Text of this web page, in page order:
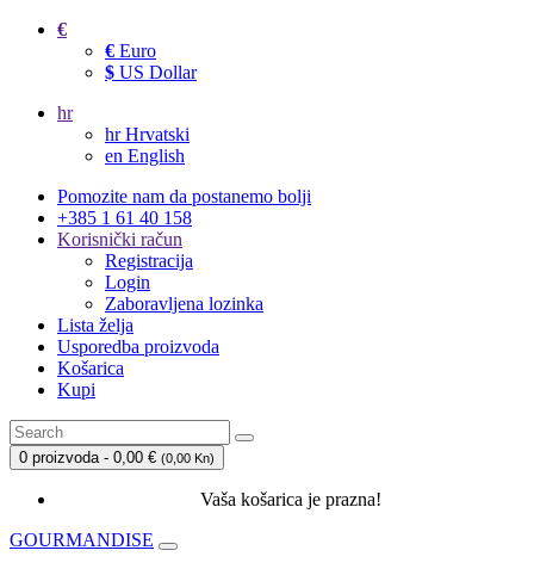
€
€ Euro
$ US Dollar
hr
hrHrvatski
en English
Pomozite nam da postanemo bolji
+385 1 61 40 158
Korisnički račun
Registracija
Login
Zaboravljena lozinka
Lista želja
Usporedba proizvoda
Košarica
Kupi
0 proizvoda - 0,00 € (0,00 Kn)
Vaša košarica je prazna!
GOURMANDISE